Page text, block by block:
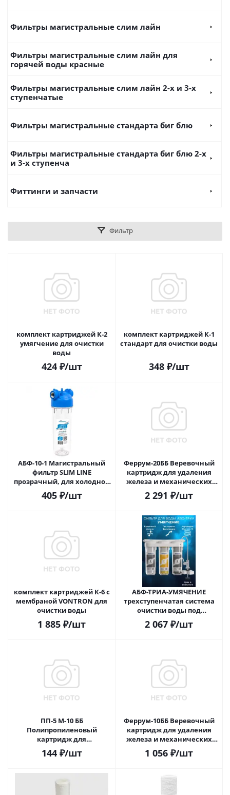
Фильтры магистральные слим лайн
Фильтры магистральные слим лайн для
горячей воды красные
Фильтры магистральные слим лайн 2-х и 3-х
ступенчатые
Фильтры магистральные стандарта биг блю
Фильтры магистральные стандарта биг блю 2-х
и 3-х ступенча
Фиттинги и запчасти
Фильтр
комплект картриджей К-2
умягчение для очистки
воды
424₽/шт
комплект картриджей К-1
стандарт для очистки воды
348₽/шт
АБФ-10-1 Магистральный
фильтр SLIM LINE
прозрачный, для холодной
воды, 1 дюйм, АКВАБРАЙТ
405₽/шт
Феррум-20ББ Веревочный
картридж для удаления
железа и механических
загрязнений 10 мкр
2 291 ₽/шт
комплект картриджей К-6 c
мембраной VONTRON для
очистки воды
1 885 ₽/шт
АБФ-ТРИА-УМЯЧЕНИЕ
трехступенчатая система
очистки воды под
кухонную мойку с
отдельным краном
2 067 ₽/шт
ПП-5 М-10 ББ
Полипропиленовый
картридж для
механической очистки
воды 5 мкр
144₽/шт
Феррум-10ББ Веревочный
картридж для удаления
железа и механических
загрязнений 10 мкр
1 056 ₽/шт